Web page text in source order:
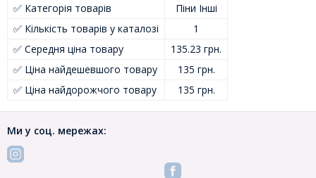
✅ Категорія товарів
Піни Інші
✅ Кількість товарів у каталозі
1
✅ Середня ціна товару
135.23 грн.
✅ Ціна найдешевшого товару
135 грн.
✅ Ціна найдорожчого товару
135 грн.
Ми у соц. мережах: